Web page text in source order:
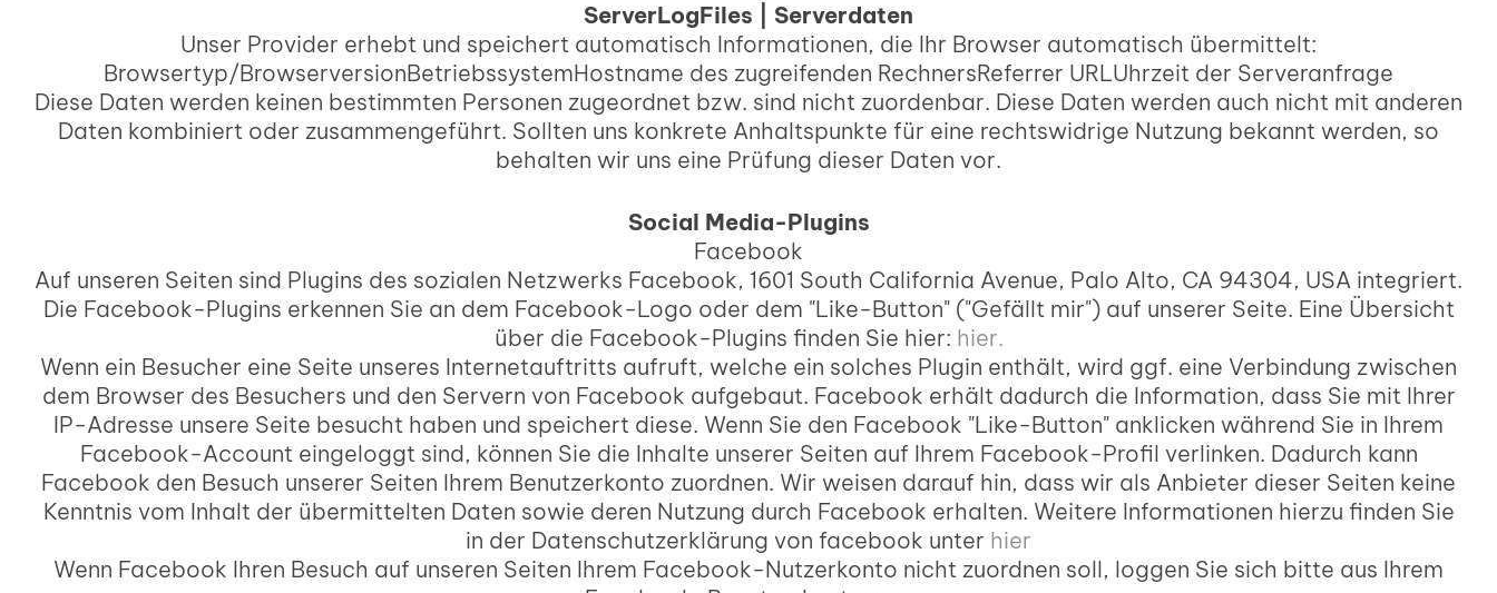
ServerLogFiles | Serverdaten
Unser Provider erhebt und speichert automatisch Informationen, die Ihr Browser automatisch übermittelt:
Browsertyp/BrowserversionBetriebssystemHostname des zugreifenden RechnersReferrer URLUhrzeit der Serveranfrage
Diese Daten werden keinen bestimmten Personen zugeordnet bzw. sind nicht zuordenbar. Diese Daten werden auch nicht mit anderen
Daten kombiniert oder zusammengeführt. Sollten uns konkrete Anhaltspunkte für eine rechtswidrige Nutzung bekannt werden, so
behalten wir uns eine Prüfung dieser Daten vor.
Social Media-Plugins
Facebook
Auf unseren Seiten sind Plugins des sozialen Netzwerks Facebook, 1601 South California Avenue, Palo Alto, CA 94304, USA integriert.
Die Facebook-Plugins erkennen Sie an dem Facebook-Logo oder dem "Like-Button" ("Gefällt mir") auf unserer Seite. Eine Übersicht
über die Facebook-Plugins finden Sie hier: hier.
Wenn ein Besucher eine Seite unseres Internetauftritts aufruft, welche ein solches Plugin enthält, wird ggf. eine Verbindung zwischen
dem Browser des Besuchers und den Servern von Facebook aufgebaut. Facebook erhält dadurch die Information, dass Sie mit Ihrer
IP-Adresse unsere Seite besucht haben und speichert diese. Wenn Sie den Facebook "Like-Button" anklicken während Sie in Ihrem
Facebook-Account eingeloggt sind, können Sie die Inhalte unserer Seiten auf Ihrem Facebook-Profil verlinken. Dadurch kann
Facebook den Besuch unserer Seiten Ihrem Benutzerkonto zuordnen. Wir weisen darauf hin, dass wir als Anbieter dieser Seiten keine
Kenntnis vom Inhalt der übermittelten Daten sowie deren Nutzung durch Facebook erhalten. Weitere Informationen hierzu finden Sie
in der Datenschutzerklärung von facebook unter hier
Wenn Facebook Ihren Besuch auf unseren Seiten Ihrem Facebook-Nutzerkonto nicht zuordnen soll, loggen Sie sich bitte aus Ihrem